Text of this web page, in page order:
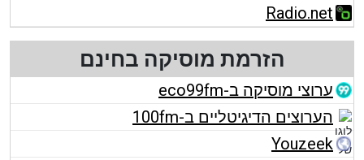
Radio.net
הזרמת מוסיקה בחינם
ערוצי מוסיקה ב-eco99fm
הערוצים הדיגיטליים ב-100fm
Youzeek